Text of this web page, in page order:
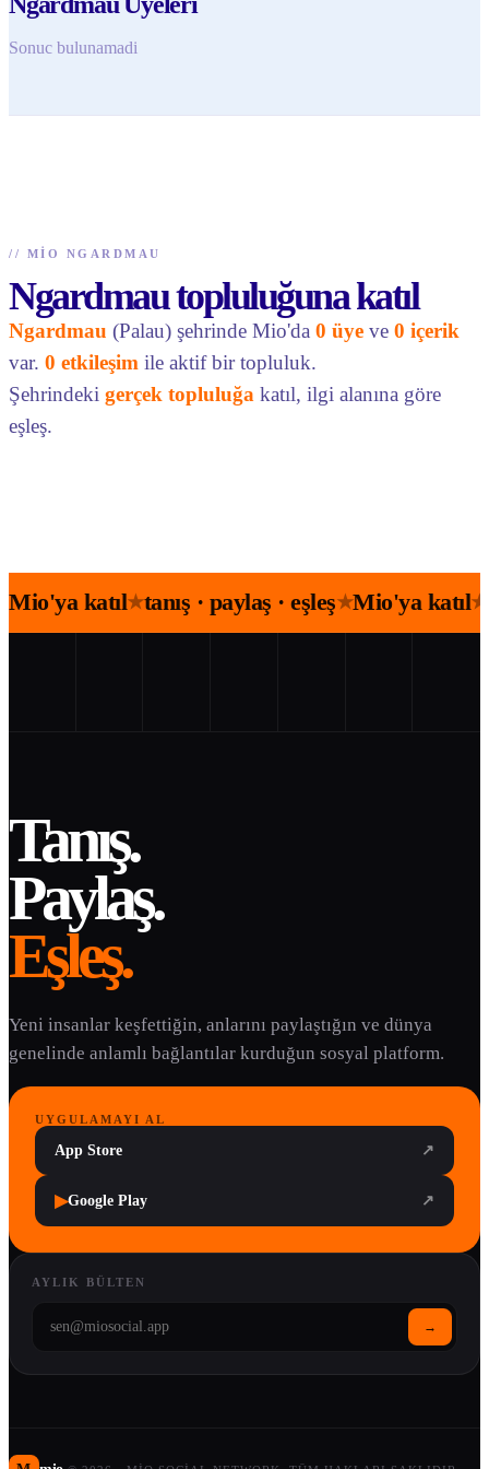
Sonuc bulunamadi
// MIO NGARDMAU
Ngardmau topluluğuna katıl
Ngardmau (Palau) şehrinde Mio'da 0 üye ve 0 içerik
var. 0 etkileşim ile aktif bir topluluk.
Şehrindeki gerçek topluluğa katıl, ilgi alanına göre
eşleş.
Mio'ya katıl★tanış · paylaş · eşleş★Mio'ya katıl★
Tanış.
Paylaş.
Eşleş.
Yeni insanlar keşfettiğin, anlarını paylaştığın ve dünya
genelinde anlamlı bağlantılar kurduğun sosyal platform.
UYGULAMAYI AL
App Store ↗
▶Google Play ↗
AYLIK BÜLTEN
→